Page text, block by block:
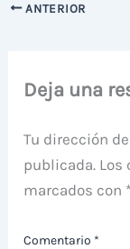
ANTERIOR
Deja una
Tu dirección
publicada. Los
marcados con *
Comentario *